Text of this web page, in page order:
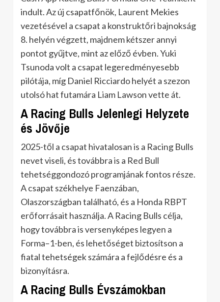
indult. Az új csapatfőnök, Laurent Mekies
vezetésével a csapat a konstruktőri bajnokság
8. helyén végzett, majdnem kétszer annyi
pontot gyűjtve, mint az előző évben. Yuki
Tsunoda volt a csapat legeredményesebb
pilótája, míg Daniel Ricciardo helyét a szezon
utolsó hat futamára Liam Lawson vette át.
A Racing Bulls Jelenlegi Helyzete
és Jövője
2025-től a csapat hivatalosan is a Racing Bulls
nevet viseli, és továbbra is a Red Bull
tehetséggondozó programjának fontos része.
A csapat székhelye Faenzában,
Olaszországban található, és a Honda RBPT
erőforrásait használja. A Racing Bulls célja,
hogy továbbra is versenyképes legyen a
Forma–1-ben, és lehetőséget biztosítson a
fiatal tehetségek számára a fejlődésre és a
bizonyításra.
A Racing Bulls Évszámokban